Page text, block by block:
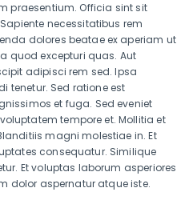
praesentium. Officia sint sit
necessitatibus rem
dolores beatae ex aperiam ut
quod excepturi quas. Aut
adipisci rem sed. Ipsa
tenetur. Sed ratione est
et fuga. Sed eveniet
tempore et. Mollitia et
magni molestiae in. Et
consequatur. Similique
Et voluptas laborum asperiores
dolor aspernatur atque iste.